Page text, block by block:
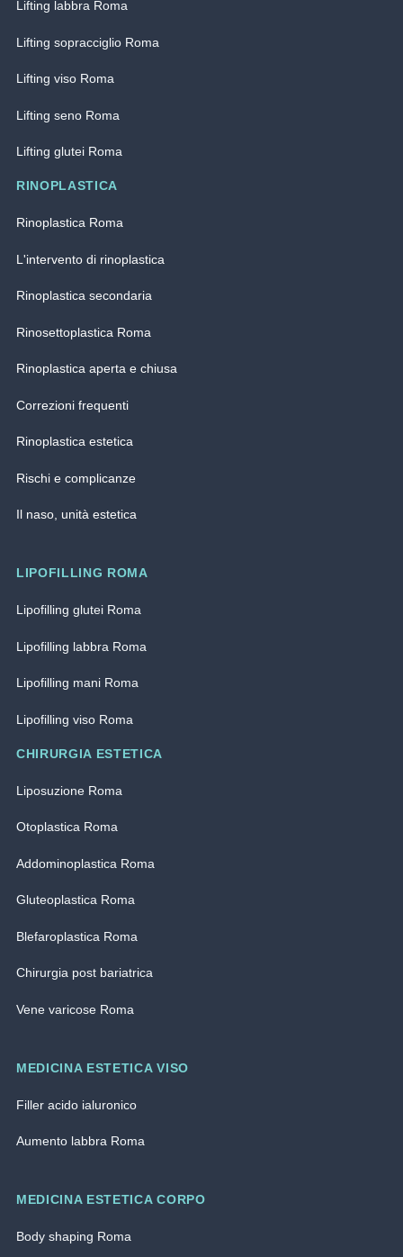
Lifting labbra Roma
Lifting sopracciglio Roma
Lifting viso Roma
Lifting seno Roma
Lifting glutei Roma
RINOPLASTICA
Rinoplastica Roma
L'intervento di rinoplastica
Rinoplastica secondaria
Rinosettoplastica Roma
Rinoplastica aperta e chiusa
Correzioni frequenti
Rinoplastica estetica
Rischi e complicanze
Il naso, unità estetica
LIPOFILLING ROMA
Lipofilling glutei Roma
Lipofilling labbra Roma
Lipofilling mani Roma
Lipofilling viso Roma
CHIRURGIA ESTETICA
Liposuzione Roma
Otoplastica Roma
Addominoplastica Roma
Gluteoplastica Roma
Blefaroplastica Roma
Chirurgia post bariatrica
Vene varicose Roma
MEDICINA ESTETICA VISO
Filler acido ialuronico
Aumento labbra Roma
MEDICINA ESTETICA CORPO
Body shaping Roma